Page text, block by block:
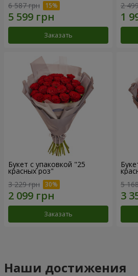
6 587 грн
Заказать
2
Букет с упаковкой "25
красных роз"
3 229 грн
Заказать
5
Наши достижения